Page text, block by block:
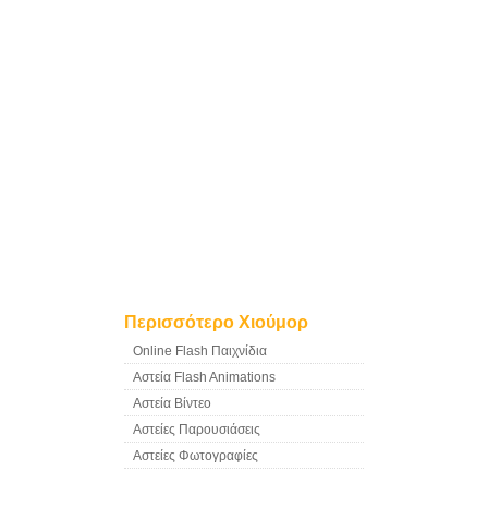
Περισσότερο Χιούμορ
Online Flash Παιχνίδια
Αστεία Flash Animations
Αστεία Βίντεο
Αστείες Παρουσιάσεις
Αστείες Φωτογραφίες